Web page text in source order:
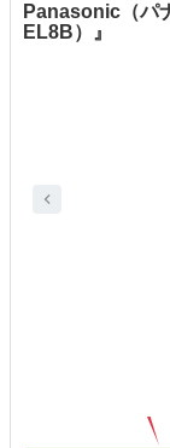
Panasonic（パ
EL8B）』